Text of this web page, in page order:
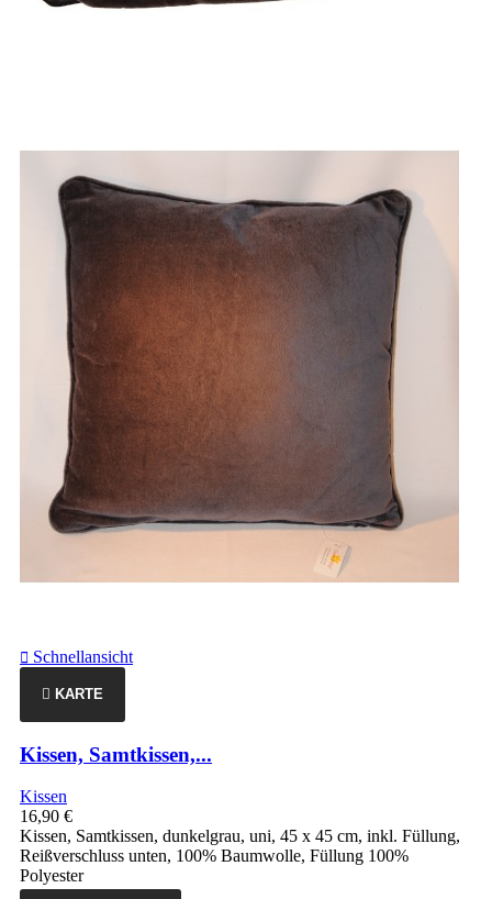
Schnellansicht
 KARTE
Kissen, Samtkissen,...
Kissen
16,90 €
Kissen, Samtkissen, dunkelgrau, uni, 45 x 45 cm, inkl. Füllung,
Reißverschluss unten, 100% Baumwolle, Füllung 100%
Polyester